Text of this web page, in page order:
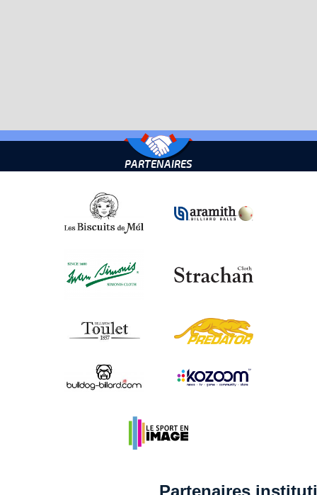
PARTENAIRES
Partenaires